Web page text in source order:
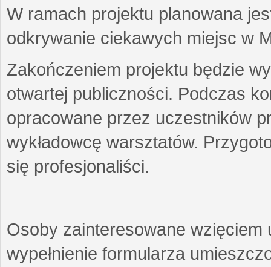
W ramach projektu planowana
odkrywanie ciekawych miejsc w
Zakończeniem projektu będzie
otwartej publiczności. Podczas
opracowane przez uczestników
wykładowcę warsztatów.
się profesjonaliści.
Osoby zainteresowane wzięciem
wypełnienie formularza